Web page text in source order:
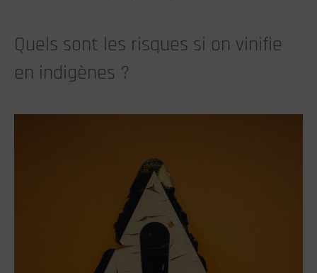
Quels sont les risques si on vinifie
en indigènes ?